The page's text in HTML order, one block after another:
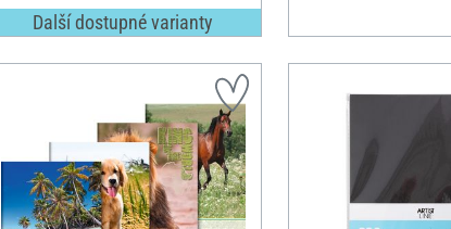
Další dostupné varianty